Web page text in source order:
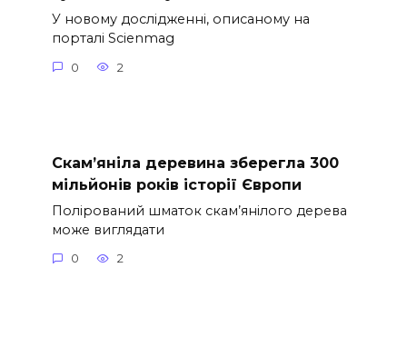
У новому дослідженні, описаному на
порталі Scienmag
0 2
Скам’яніла деревина зберегла 300
мільйонів років історії Європи
Полірований шматок скам’янілого дерева
може виглядати
0 2